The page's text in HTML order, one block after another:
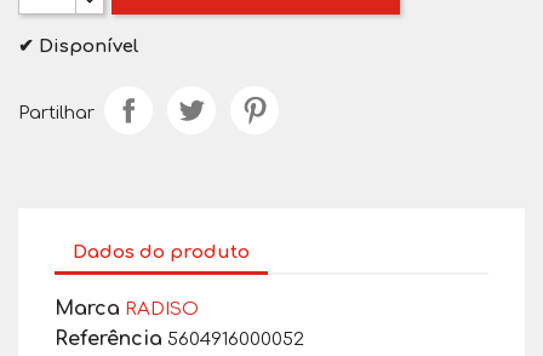
✔ Disponível
Partilhar
Dados do produto
Marca RADISO
Referência 5604916000052